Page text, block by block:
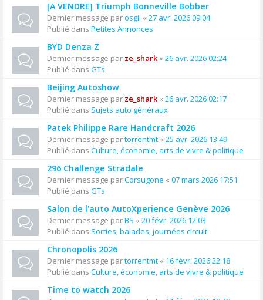
[A VENDRE] Triumph Bonneville Bobber
Dernier message parosgii « 27 avr. 2026 09:04
Publié dans Petites Annonces
BYD Denza Z
Dernier message par ze_shark« 26 avr. 2026 02:24
Publié dans GTs
Beijing Autoshow
Dernier message par ze_shark« 26 avr. 2026 02:17
Publié dans Sujets auto généraux
Patek Philippe Rare Handcraft 2026
Dernier message partorrentmt « 25 avr. 2026 13:49
Publié dans Culture, économie, arts de vivre & politique
296 Challenge Stradale
Dernier message parCorsugone « 07 mars 2026 17:51
Publié dans GTs
Salon de l'auto AutoXperience Genève 2026
Dernier message parBS « 20 févr. 2026 12:03
Publié dans Sorties, balades, journées circuit
Chronopolis 2026
Dernier message partorrentmt « 16 févr. 2026 22:18
Publié dans Culture, économie, arts de vivre & politique
Time to watch 2026